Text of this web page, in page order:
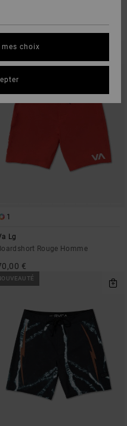
PLAIRE
1
Lg
Rouge Homme
€
choix